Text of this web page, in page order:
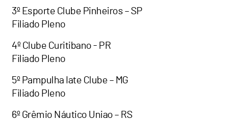
3º Esporte Clube Pinheiros – SP
Filiado Pleno
4º Clube Curitibano - PR
Filiado Pleno
5º Pampulha Iate Clube – MG
Filiado Pleno
6º Grêmio Náutico Uniao – RS